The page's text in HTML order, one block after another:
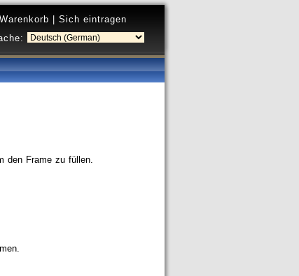
Warenkorb
Sich eintragen
den Frame zu füllen.